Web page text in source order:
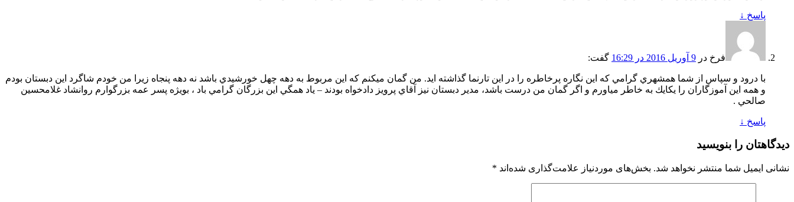
پاسخ ↓
فرخ در 9 آوریل 2016 در 16:29 گفت:
با درود و سپاس از شما همشهري گرامي كه اين نگاره پرخاطره را در اين تارنما گذاشته ايد. من گمان ميكنم كه اين مربوط به دهه چهل خورشيدي باشد نه دهه پنجاه زيرا من خودم شاگرد اين دبستان بودم
و همه اين آموزگاران را يكايك به خاطر مياورم و اگر گمان من درست باشد، مدير دبستان نيز آقاي پرويز دادخواه بودند – ياد همگي اين بزرگان گرامي باد ، بويژه پسر عمه بزرگوارم روانشاد غلامحسين
صالحي .
پاسخ ↓
دیدگاهتان را بنویسید
نشانی ایمیل شما منتشر نخواهد شد. بخش‌های موردنیاز علامت‌گذاری شده‌اند *